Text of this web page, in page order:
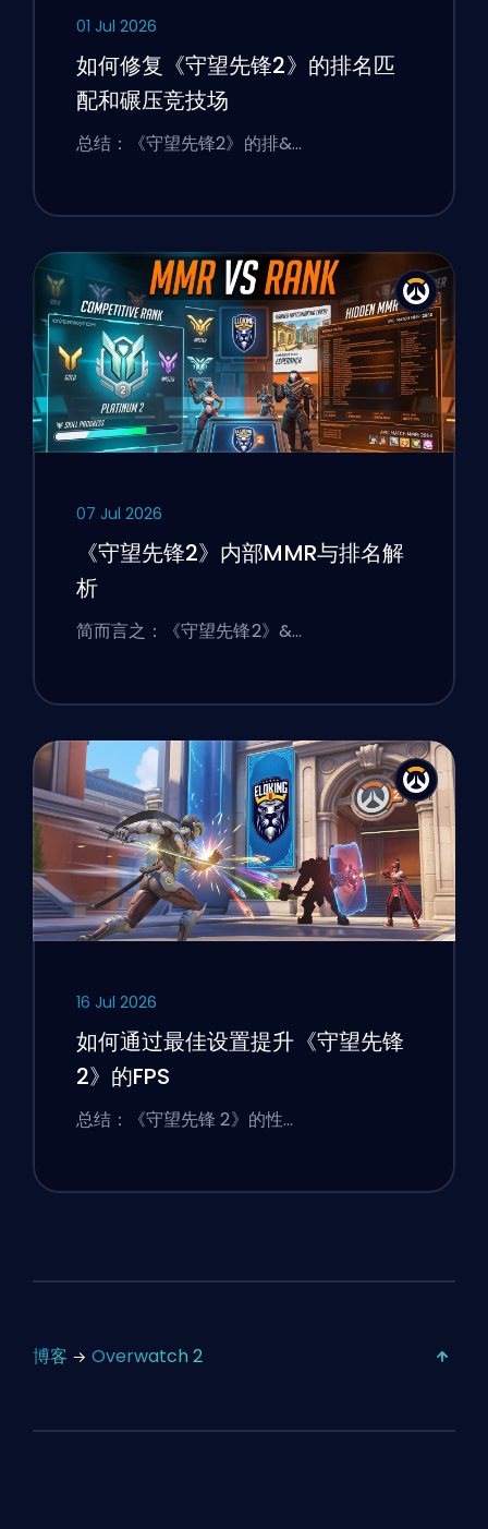
01 Jul 2026
如何修复《守望先锋2》的排名匹
配和碾压竞技场
总结：《守望先锋2》的排&…
07 Jul 2026
《守望先锋2》内部MMR与排名解
析
简而言之：《守望先锋2》&…
16 Jul 2026
如何通过最佳设置提升《守望先锋
2》的FPS
总结：《守望先锋 2》的性…
博客 Overwatch 2